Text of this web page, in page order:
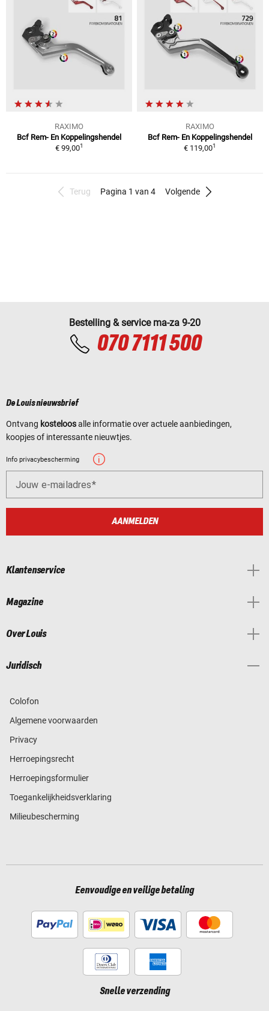
RAXIMO
Bcf Rem- En Koppelingshendel
€ 99,001
RAXIMO
Bcf Rem- En Koppelingshendel
€ 119,001
Terug Pagina 1 van 4 Volgende
Bestelling & service ma-za 9-20
070 7111 500
De Louis nieuwsbrief
Ontvang kosteloosalle informatie over actuele aanbiedingen,
koopjes of interessante nieuwtjes.
Info privacybescherming
Jouw e-mailadres
AANMELDEN
Klantenservice
Magazine
Over Louis
Juridisch
Colofon
Algemene voorwaarden
Privacy
Herroepingsrecht
Herroepingsformulier
Toegankelijkheidsverklaring
Milieubescherming
Eenvoudige en veilige betaling
Snelle verzending